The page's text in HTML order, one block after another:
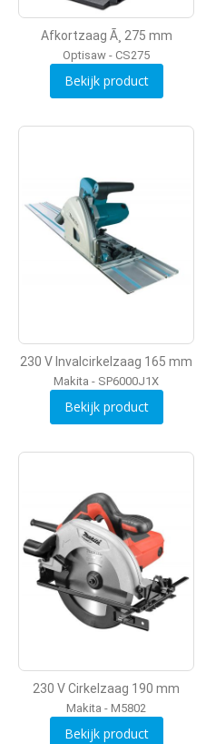
Afkortzaag Ã¸ 275 mm
Optisaw - CS275
Bekijk product
230 V Invalcirkelzaag 165 mm
Makita - SP6000J1X
Bekijk product
230 V Cirkelzaag 190 mm
Makita - M5802
Bekijk product